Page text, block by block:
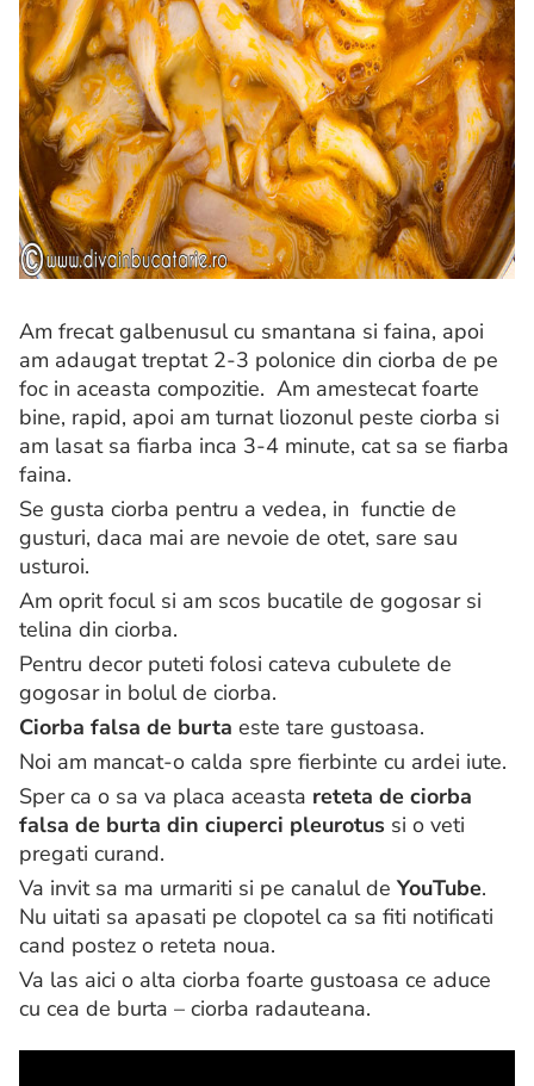
Am frecat galbenusul cu smantana si faina, apoi
am adaugat treptat 2-3 polonice din ciorba de pe
foc in aceasta compozitie. Am amestecat foarte
bine, rapid, apoi am turnat liozonul peste ciorba si
am lasat sa fiarba inca 3-4 minute, cat sa se fiarba
faina.
Se gusta ciorba pentru a vedea, in functie de
gusturi, daca mai are nevoie de otet, sare sau
usturoi.
Am oprit focul si am scos bucatile de gogosar si
telina din ciorba.
Pentru decor puteti folosi cateva cubulete de
gogosar in bolul de ciorba.
Ciorba falsa de burta este tare gustoasa.
Noi am mancat-o calda spre fierbinte cu ardei iute.
Sper ca o sa va placa aceasta reteta de ciorba
falsa de burta din ciuperci pleurotus si o veti
pregati curand.
Va invit sa ma urmariti si pe canalul deYouTube.
Nu uitati sa apasati pe clopotel ca sa fiti notificati
cand postez o reteta noua.
Va las aici o alta ciorba foarte gustoasa ce aduce
cu cea de burta – ciorba radauteana.